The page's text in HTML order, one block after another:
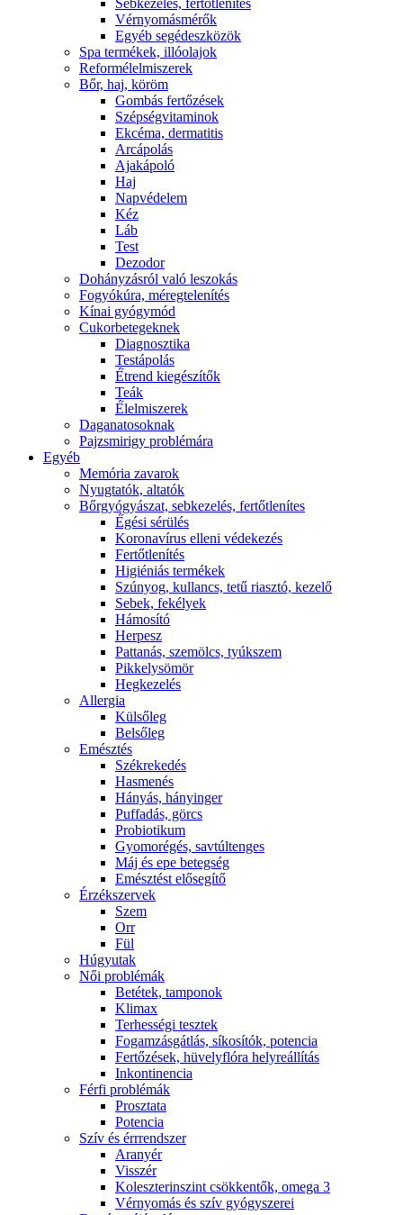
Sebkezelés, fertőtlenítés
Vérnyomásmérők
Egyéb segédeszközök
Spa termékek, illóolajok
Reformélelmiszerek
Bőr, haj, köröm
Gombás fertőzések
Szépségvitaminok
Ekcéma, dermatitis
Arcápolás
Ajakápoló
Haj
Napvédelem
Kéz
Láb
Test
Dezodor
Dohányzásról való leszokás
Fogyókúra, méregtelenítés
Kínai gyógymód
Cukorbetegeknek
Diagnosztika
Testápolás
É́trend kiegészítők
Teák
É́lelmiszerek
Daganatosoknak
Pajzsmirigy problémára
Egyéb
Memória zavarok
Nyugtatók, altatók
Bőrgyógyászat, sebkezelés, fertőtlenítes
É́gési sérülés
Koronavírus elleni védekezés
Fertőtlenítés
Higiéniás termékek
Szúnyog, kullancs, tetű riasztó, kezelő
Sebek, fekélyek
Hámosító
Herpesz
Pattanás, szemölcs, tyúkszem
Pikkelysömör
Hegkezelés
Allergia
Külsőleg
Belsőleg
Emésztés
Székrekedés
Hasmenés
Hányás, hányinger
Puffadás, görcs
Probiotikum
Gyomorégés, savtúltenges
Máj és epe betegség
Emésztést elősegítő
Érzékszervek
Szem
Orr
Fül
Húgyutak
Női problémák
Betétek, tamponok
Klimax
Terhességi tesztek
Fogamzásgátlás, síkosítók, potencia
Fertőzések, hüvelyflóra helyreállítás
Inkontinencia
Férfi problémák
Prosztata
Potencia
Szív és érrrendszer
Aranyér
Visszér
Koleszterinszint csökkentők, omega 3
Vérnyomás és szív gyógyszerei